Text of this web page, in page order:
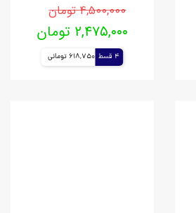
۴,۵۰۰,۰۰۰ تومان
۲,۴۷۵,۰۰۰ تومان
4 قسط 618,750 تومانی